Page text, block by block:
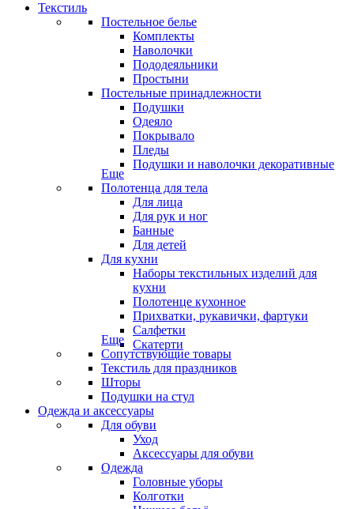
Текстиль
Постельное белье
Комплекты
Наволочки
Пододеяльники
Простыни
Постельные принадлежности
Подушки
Одеяло
Покрывало
Пледы
Подушки и наволочки декоративные
Еще
Полотенца для тела
Для лица
Для рук и ног
Банные
Для детей
Для кухни
Наборы текстильных изделий для
кухни
Полотенце кухонное
Прихватки, рукавички, фартуки
Салфетки
Скатерти
Еще
Сопутствующие товары
Текстиль для праздников
Шторы
Подушки на стул
Одежда и аксессуары
Для обуви
Уход
Аксессуары для обуви
Одежда
Головные уборы
Колготки